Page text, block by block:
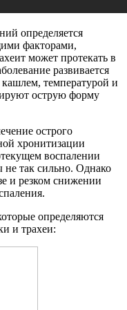
определяется
факторами,
может протекать в
развивается
температурой и
острую форму
острого
хронитизации
воспалении
так сильно. Однако
и резком снижении
определяются
и трахеи: